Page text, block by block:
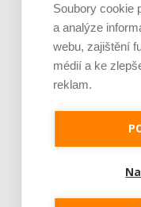
formě čaje
vhodný pro
močového
odvar se
Soubory cookie
a analýze
webu, zajištění
médií a ke
reklam.